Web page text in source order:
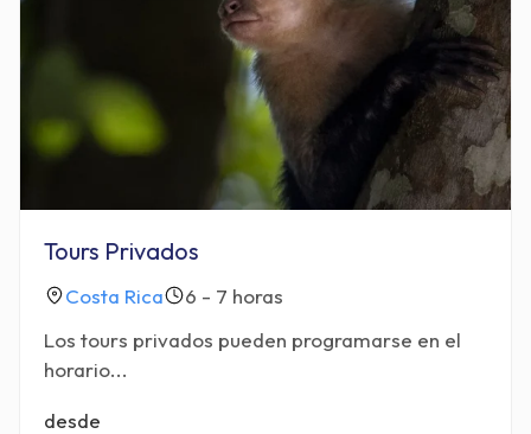
Tours Privados
Costa Rica
6 - 7 horas
Los tours privados pueden programarse en el
horario...
desde